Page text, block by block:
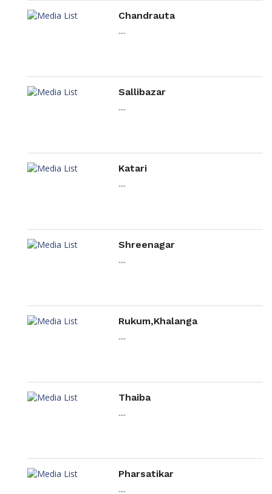
Chandrauta
....
Sallibazar
....
Katari
....
Shreenagar
....
Rukum,Khalanga
....
Thaiba
....
Pharsatikar
....